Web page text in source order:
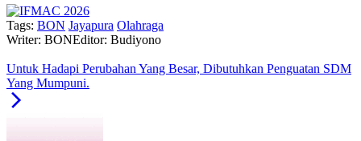
Tags: BON Jayapura Olahraga
Writer: BONEditor: Budiyono
Untuk Hadapi Perubahan Yang Besar, Dibutuhkan Penguatan SDM
Yang Mumpuni.